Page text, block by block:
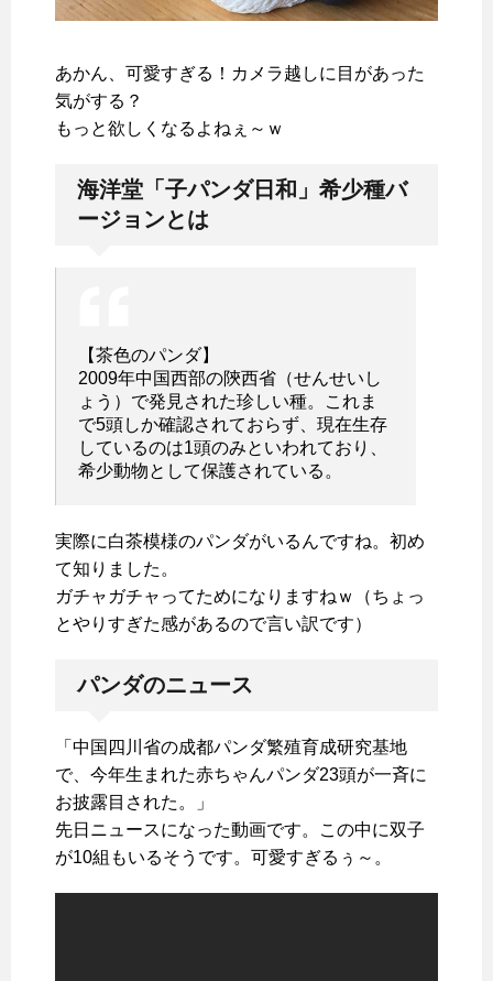
あかん、可愛すぎる！カメラ越しに目があった
気がする？
もっと欲しくなるよねぇ～ｗ
海洋堂「子パンダ日和」希少種バ
ージョンとは
【茶色のパンダ】
2009年中国西部の陝西省（せんせいし
ょう）で発見された珍しい種。これま
で5頭しか確認されておらず、現在生存
しているのは1頭のみといわれており、
希少動物として保護されている。
実際に白茶模様のパンダがいるんですね。初め
て知りました。
ガチャガチャってためになりますねｗ（ちょっ
とやりすぎた感があるので言い訳です）
パンダのニュース
「中国四川省の成都パンダ繁殖育成研究基地
で、今年生まれた赤ちゃんパンダ23頭が一斉に
お披露目された。」
先日ニュースになった動画です。この中に双子
が10組もいるそうです。可愛すぎるぅ～。